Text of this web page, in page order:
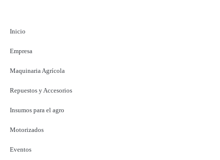
Inicio
Empresa
Maquinaria Agrícola
Repuestos y Accesorios
Insumos para el agro
Motorizados
Eventos